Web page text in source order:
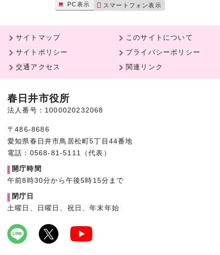
PC表示 スマートフォン表示
サイトマップ
このサイトについて
サイトポリシー
プライバシーポリシー
交通アクセス
関連リンク
春日井市役所
法人番号：1000020232068
〒486-8686
愛知県春日井市鳥居松町5丁目44番地
電話：0568-81-5111（代表）
開庁時間
午前8時30分から午後5時15分まで
閉庁日
土曜日、日曜日、祝日、年末年始